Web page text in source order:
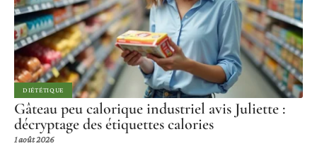
DIÉTÉTIQUE
Gâteau peu calorique industriel avis Juliette :
décryptage des étiquettes calories
1 août 2026